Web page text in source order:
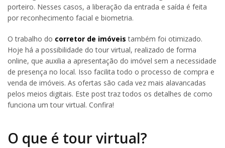
porteiro. Nesses casos, a liberação da entrada e saída é feita
por reconhecimento facial e biometria.
O trabalho do corretor de imóveis também foi otimizado.
Hoje há a possibilidade do tour virtual, realizado de forma
online, que auxilia a apresentação do imóvel sem a necessidade
de presença no local. Isso facilita todo o processo de compra e
venda de imóveis. As ofertas são cada vez mais alavancadas
pelos meios digitais. Este post traz todos os detalhes de como
funciona um tour virtual. Confira!
O que é tour virtual?